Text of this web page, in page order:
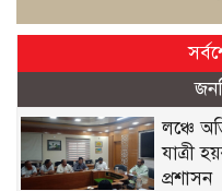
লঞ্চে
যাত্রী
প্রশাসন